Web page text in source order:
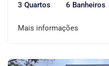
3 Quartos 6 Banheiros
Mais informações